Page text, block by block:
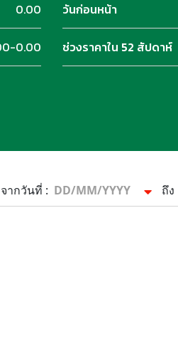
0.00 วันก่อนหน้า
0.00 ช่วงราคาใน 52 สัปดาห์
ากวันที่ : ถึง